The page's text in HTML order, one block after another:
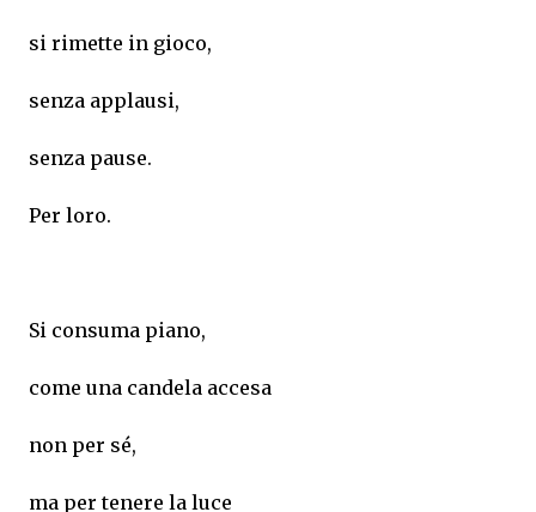
si rimette in gioco,
senza applausi,
senza pause.
Per loro.
Si consuma piano,
come una candela accesa
non per sé,
ma per tenere la luce